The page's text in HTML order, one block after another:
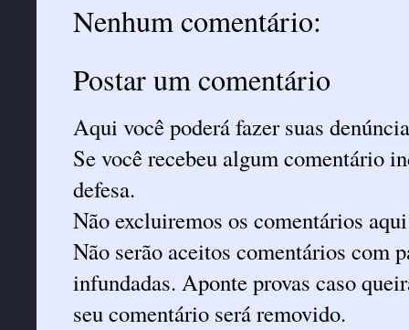
Nenhum comentário:
Postar um comentário
Aqui você poderá fazer suas
Se você recebeu algum comentário
defesa.
Não excluiremos os comentários
Não serão aceitos comentários com
infundadas. Aponte provas caso
seu comentário será removido.